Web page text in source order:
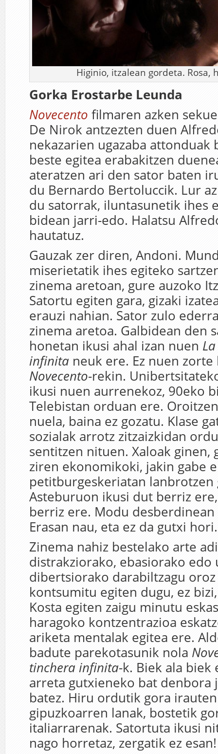
Higinio, itzalean gordeta. Rosa,
Gorka Erostarbe Leunda
Novecento filmaren azken
De Nirok antzezten duen
nekazarien ugazaba attonduak
beste egitea erabakitzen
ateratzen ari den sator baten
du Bernardo Bertoluccik. Lur
du satorrak, iluntasunetik ihes
bidean jarri-edo. Halatsu
hautatuz.
Gauzak zer diren, Andoni.
miserietatik ihes egiteko
zinema aretoan, gure auzoko
Satortu egiten gara, gizaki
erauzi nahian. Sator zulo
zinema aretoa. Galbidean den
honetan ikusi ahal izan nuen
infinita neuk ere. Ez nuen zorte
Novecento-rekin.
ikusi nuen aurrenekoz, 90eko
Telebistan orduan ere.
nuela, baina ez gozatu. Klase
sozialak arrotz zitzaizkidan
sentitzen nituen. Xaloak ginen,
ziren ekonomikoki, jakin gabe
petitburgeskeriatan lanbrotzen
Asteburuon ikusi dut berriz
berriz ere. Modu desberdinean
Erasan nau, eta ez da gutxi hori.
Zinema nahiz bestelako arte
distrakziorako, ebasiorako edo
dibertsiorako darabiltzagu oroz
kontsumitu egiten dugu, ez
Kosta egiten zaigu minutu
haragoko kontzentrazioa
ariketa mentalak egitea ere.
badute parekotasunik nola
tinchera infinita-k. Biek ala biek
arreta gutxieneko bat denbora
batez. Hiru ordutik gora
gipuzkoarren lanak, bostetik
italiarrarenak. Satortuta ikusi
nago horretaz, zergatik ez esan!